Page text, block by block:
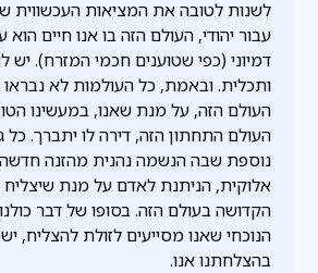
לשנות לטובה את המציאות העכשווית
עבור יהודי, העולם הזה בו אנו חיים הוא
דמיוני (כפי שטוענים חכמי המזרח). יש
ותכלית. ובאמת, כל העולמות לא
העולם הזה, על מנת שאנו, במעשינו
העולם התחתון הזה, דירה לו יתברך. כל
נוספת שבה הנשמה נהנית מהזנה
אלוקית, הניתנת לאדם על מנת שיצליח
הקדושה בעולם הזה. בסופו של דבר
הנוכחי שאנו מסייעים לזולת להצליח,
בהצלחתנו אנו.